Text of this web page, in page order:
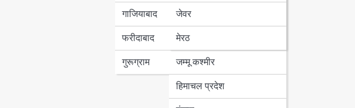
गाजियाबाद
फरीदाबाद
गुरूग्राम
जेवर
मेरठ
पंजाब
हरियाणा
जम्मू कश्मीर
हिमाचल प्रदेश